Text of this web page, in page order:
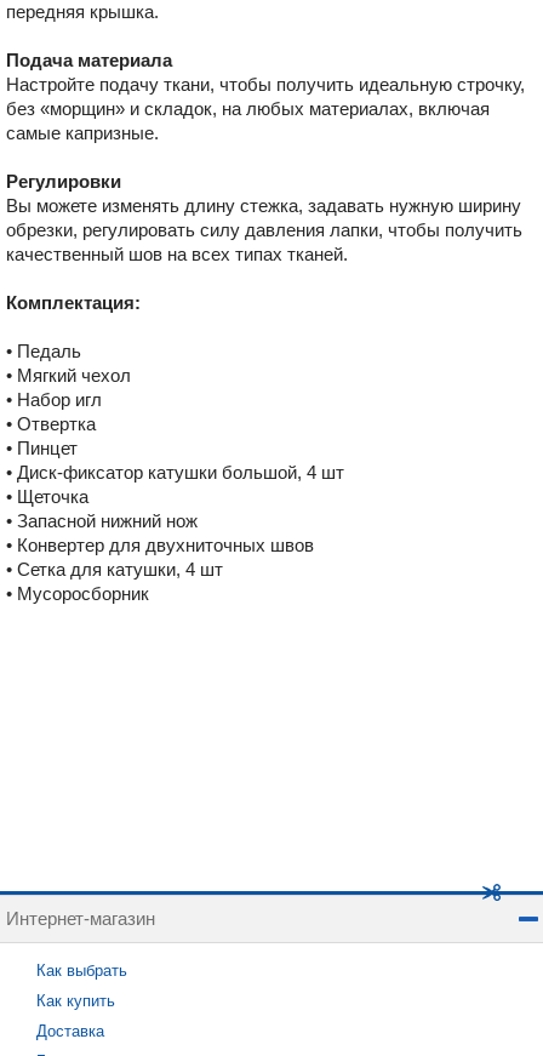
передняя крышка.
Подача материала
Настройте подачу ткани, чтобы получить идеальную строчку,
без «морщин» и складок, на любых материалах, включая
самые капризные.
Регулировки
Вы можете изменять длину стежка, задавать нужную ширину
обрезки, регулировать силу давления лапки, чтобы получить
качественный шов на всех типах тканей.
Комплектация:
• Педаль
• Мягкий чехол
• Набор игл
• Отвертка
• Пинцет
• Диск-фиксатор катушки большой, 4 шт
• Щеточка
• Запасной нижний нож
• Конвертер для двухниточных швов
• Сетка для катушки, 4 шт
• Мусоросборник
Интернет-магазин
Как выбрать
Как купить
Доставка